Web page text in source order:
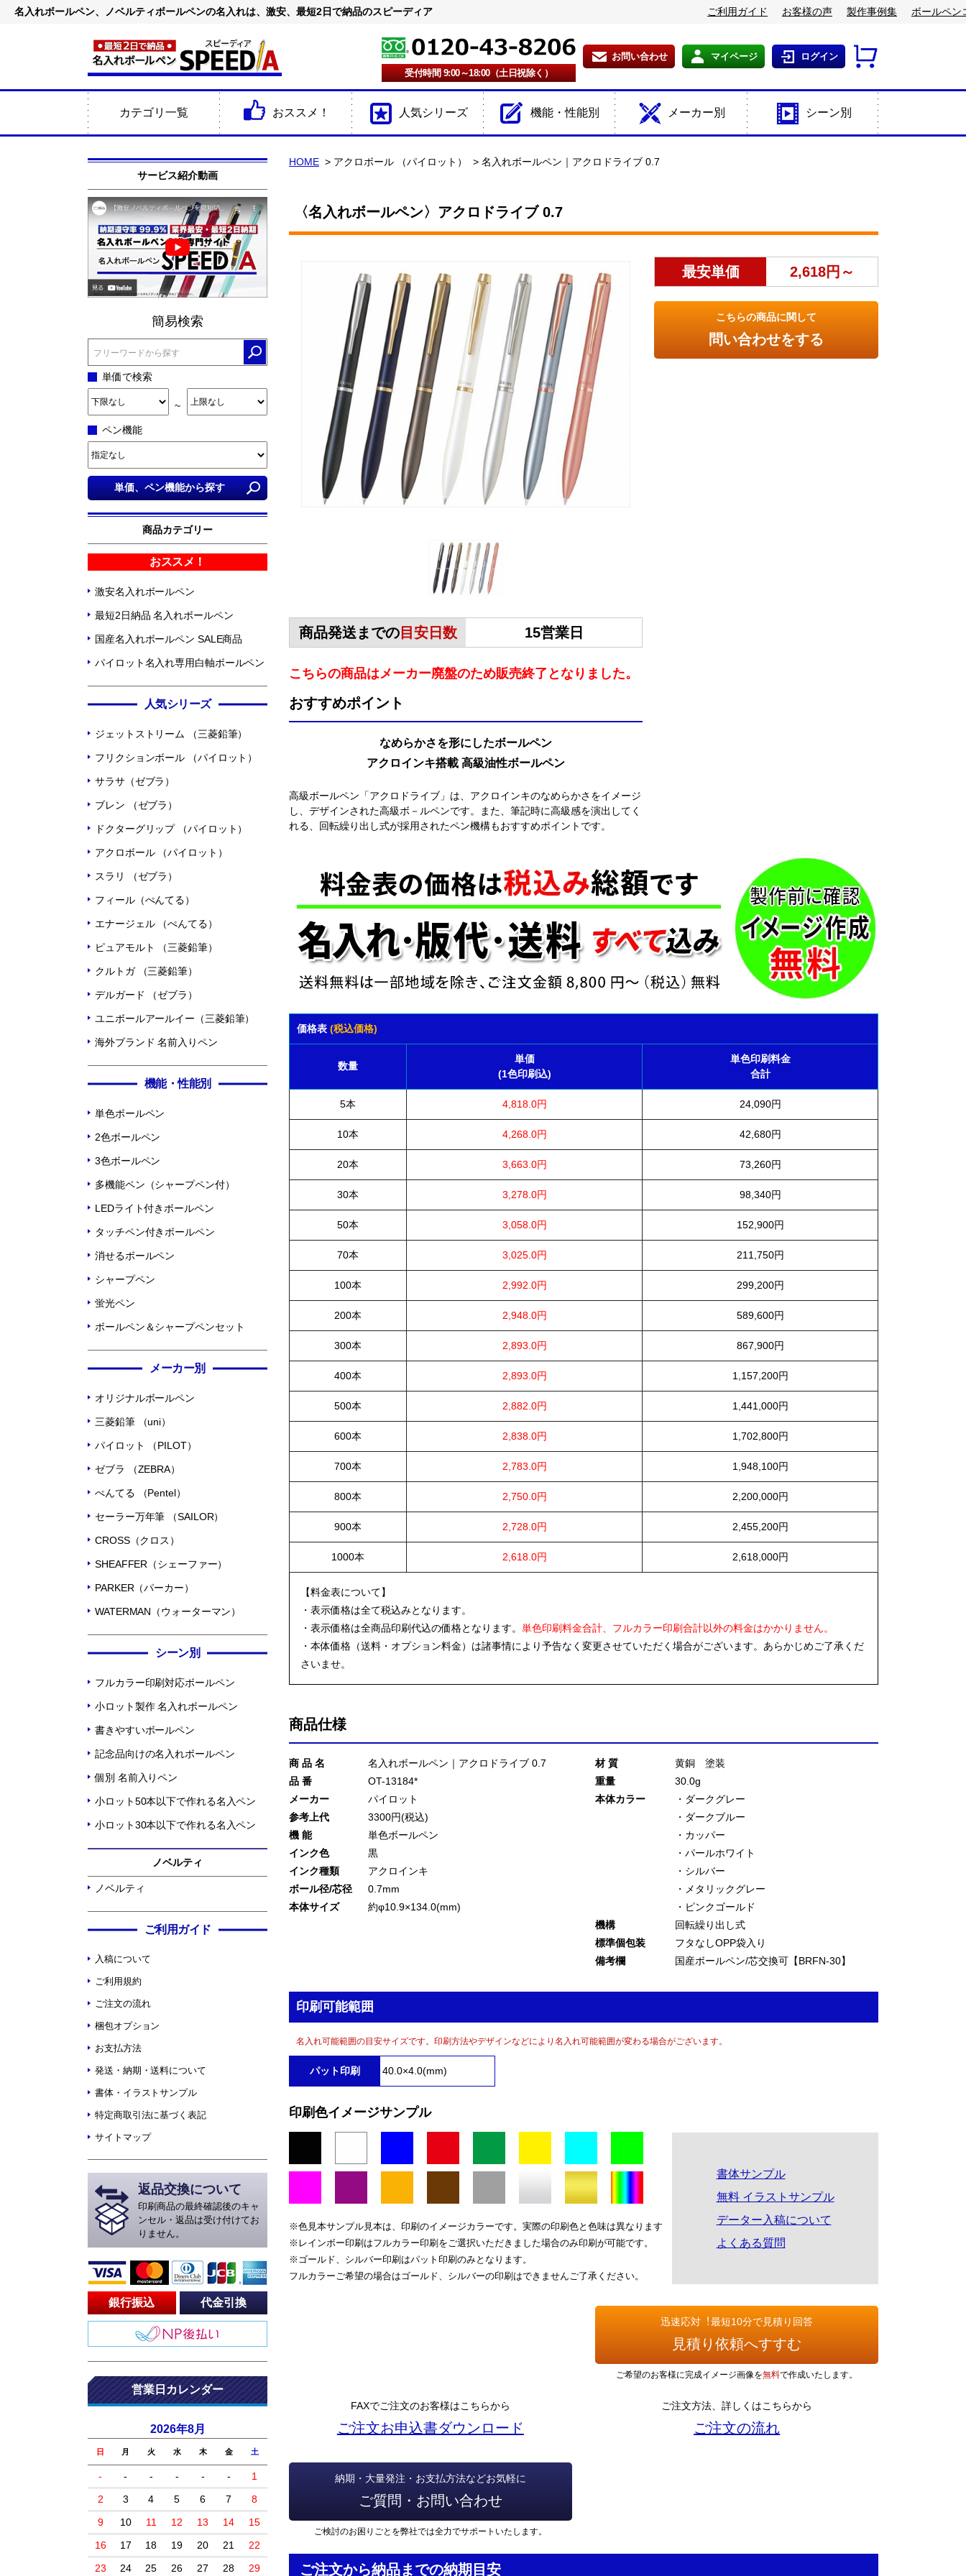
名入れボールペン、ノベルティボールペンの名入れは、激安、最短2日で納品のスピーディア ご利用ガイド お客様の声 製作事例集 ボールペン
受付時間 9:00～18:00（土日祝除く）
お問い合わせ マイページ ログイン
カテゴリ一覧 おススメ！ 人気シリーズ 機能・性能別 メーカー別 シーン別
サービス紹介動画
簡易検索
単価で検索
~
ペン機能
商品カテゴリー
おススメ！
激安名入れボールペン
最短2日納品 名入れボールペン
国産名入れボールペン SALE商品
パイロット名入れ専用白軸ボールペン
人気シリーズ
ジェットストリーム （三菱鉛筆）
フリクションボール （パイロット）
サラサ（ゼブラ）
ブレン （ゼブラ）
ドクターグリップ （パイロット）
アクロボール （パイロット）
スラリ （ゼブラ）
フィール（ぺんてる）
エナージェル （ぺんてる）
ピュアモルト （三菱鉛筆）
クルトガ （三菱鉛筆）
デルガード （ゼブラ）
ユニボールアールイー（三菱鉛筆）
海外ブランド 名前入りペン
機能・性能別
単色ボールペン
2色ボールペン
3色ボールペン
多機能ペン（シャープペン付）
LEDライト付きボールペン
タッチペン付きボールペン
消せるボールペン
シャープペン
蛍光ペン
ボールペン＆シャープペンセット
メーカー別
オリジナルボールペン
三菱鉛筆 （uni）
パイロット （PILOT）
ゼブラ （ZEBRA）
ぺんてる （Pentel）
セーラー万年筆 （SAILOR）
CROSS（クロス）
SHEAFFER（シェーファー）
PARKER（パーカー）
WATERMAN（ウォーターマン）
シーン別
フルカラー印刷対応ボールペン
小ロット製作 名入れボールペン
書きやすいボールペン
記念品向けの名入れボールペン
個別 名前入りペン
小ロット50本以下で作れる名入ペン
小ロット30本以下で作れる名入ペン
ノベルティ
ノベルティ
ご利用ガイド
入稿について
ご利用規約
ご注文の流れ
梱包オプション
お支払方法
発送・納期・送料について
書体・イラストサンプル
特定商取引法に基づく表記
サイトマップ
返品交換について
印刷商品の最終確認後のキャ
ンセル・返品は受け付けてお
りません。
銀行振込 代金引換
営業日カレンダー
2026年8月
日 月 火 水 木 金 土
- - - - - -
1
2
3 4 5 6 7
8
9
10 11 12 13 14
15
16
17 18 19 20 21
22
23
24 25 26 27 28 29
HOME アクロボール （パイロット） 名入れボールペン｜アクロドライブ 0.7
〈名入れボールペン〉アクロドライブ 0.7
商品発送までの目安日数 15営業日
こちらの商品はメーカー廃盤のため販売終了となりました。
おすすめポイント
なめらかさを形にしたボールペン
アクロインキ搭載 高級油性ボールペン
高級ボールペン「アクロドライブ」は、アクロインキのなめらかさをイメージ
し、デザインされた高級ボ－ルペンです。また、筆記時に高級感を演出してく
れる、回転繰り出し式が採用されたペン機構もおすすめポイントです。
最安単価 2,618円～
こちらの商品に関して
問い合わせをする
価格表 (税込価格)
数量
単価
(1色印刷込)
単色印刷料金
合計
5本 4,818.0円 24,090円
10本 4,268.0円 42,680円
20本 3,663.0円 73,260円
30本 3,278.0円 98,340円
50本 3,058.0円 152,900円
70本 3,025.0円 211,750円
100本 2,992.0円 299,200円
200本 2,948.0円 589,600円
300本 2,893.0円 867,900円
400本 2,893.0円 1,157,200円
500本 2,882.0円 1,441,000円
600本 2,838.0円 1,702,800円
700本 2,783.0円 1,948,100円
800本 2,750.0円 2,200,000円
900本 2,728.0円 2,455,200円
1000本 2,618.0円 2,618,000円
【料金表について】
・表示価格は全て税込みとなります。
・表示価格は全商品印刷代込の価格となります。 単色印刷料金合計、フルカラー印刷合計以外の料金はかかりません。
・本体価格（送料・オプション料金）は諸事情により予告なく変更させていただく場合がございます。あらかじめご了承くだ
さいませ。
商品仕様
商 品 名
名入れボールペン｜アクロドライブ 0.7
品 番
OT-13184*
メーカー
パイロット
参考上代
3300円(税込)
機 能
単色ボールペン
インク色
黒
インク種類
アクロインキ
ボール径/芯径
0.7mm
本体サイズ
約φ10.9×134.0(mm)
材 質
黄銅 塗装
重量
30.0g
本体カラー
・ダークグレー
・ダークブルー
・カッパー
・パールホワイト
・シルバー
・メタリックグレー
・ピンクゴールド
機構
回転繰り出し式
標準個包装
フタなしOPP袋入り
備考欄
国産ボールペン/芯交換可【BRFN-30】
印刷可能範囲
名入れ可能範囲の目安サイズです。印刷方法やデザインなどにより名入れ可能範囲が変わる場合がございます。
パット印刷 40.0×4.0(mm)
印刷色イメージサンプル
※色見本サンプル見本は、印刷のイメージカラーです。実際の印刷色と色味は異なります
※レインボー印刷はフルカラー印刷をご選択いただきました場合のみ印刷が可能です。
※ゴールド、シルバー印刷はパット印刷のみとなります。
フルカラーご希望の場合はゴールド、シルバーの印刷はできませんご了承ください。
書体サンプル
無料 イラストサンプル
データー入稿について
よくある質問
迅速応対︕最短10分で見積り回答
見積り依頼へすすむ
ご希望のお客様に完成イメージ画像を無料で作成いたします。
FAXでご注文のお客様はこちらから
ご注文お申込書ダウンロード
ご注文方法、詳しくはこちらから
ご注文の流れ
納期・大量発注・お支払方法などお気軽に
ご質問・お問い合わせ
ご検討のお困りごとを弊社では全力でサポートいたします。
ご注文から納品までの納期目安